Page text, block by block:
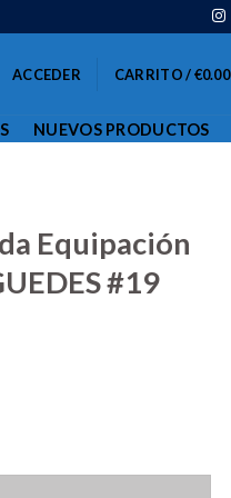
ACCEDER CARRITO /€0.00
NUEVOS PRODUCTOS
Equipación
#19